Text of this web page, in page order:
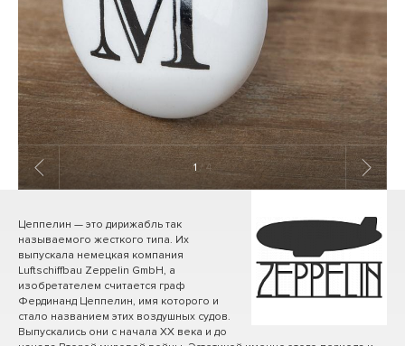
1 / 4
Цеппелин — это дирижабль так
называемого жесткого типа. Их
выпускала немецкая компания
Luftschiffbau Zeppelin GmbH, а
изобретателем считается граф
Фердинанд Цеппелин, имя которого и
стало названием этих воздушных судов.
Выпускались они с начала ХХ века и до